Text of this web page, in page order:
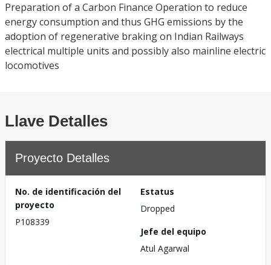
Preparation of a Carbon Finance Operation to reduce
energy consumption and thus GHG emissions by the
adoption of regenerative braking on Indian Railways
electrical multiple units and possibly also mainline electric
locomotives
Llave Detalles
Proyecto Detalles
No. de identificación del
proyecto
P108339
Estatus
Dropped
Jefe del equipo
Atul Agarwal